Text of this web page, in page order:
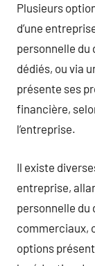
Plusieurs
d’une
personnelle du
dédiés, ou via
présente ses
financière,
l’entreprise.
Il existe
entreprise,
personnelle du
commerciaux,
options